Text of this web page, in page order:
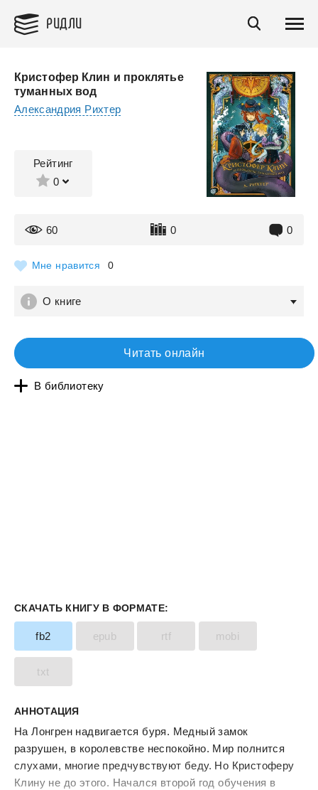
РИДЛИ
Кристофер Клин и проклятье
туманных вод
Александрия Рихтер
Рейтинг
0
60 0 0
Мне нравится 0
О книге
Читать онлайн
В библиотеку
СКАЧАТЬ КНИГУ В ФОРМАТЕ:
fb2 epub rtf mobi
txt
АННОТАЦИЯ
На Лонгрен надвигается буря. Медный замок
разрушен, в королевстве неспокойно. Мир полнится
слухами, многие предчувствуют беду. Но Кристоферу
Клину не до этого. Начался второй год обучения в